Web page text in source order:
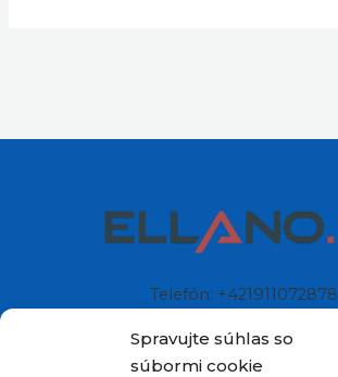
Spravujte súhlas so
súbormi cookie
Telefón: +421911072878